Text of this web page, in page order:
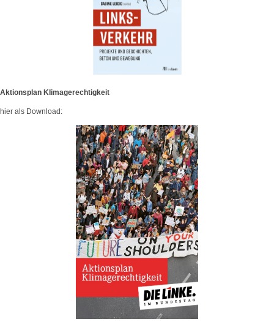
Aktionsplan Klimagerechtigkeit
hier als Download: